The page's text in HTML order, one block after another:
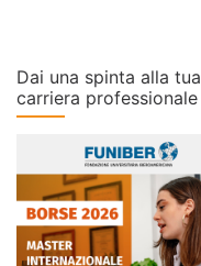
Dai una spinta alla tua
carriera professionale